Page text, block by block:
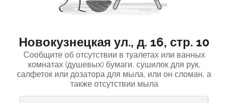
Новокузнецкая ул., д. 16, стр. 10
Сообщите об отсутствии в туалетах или ванных
комнатах (душевых) бумаги, сушилок для рук,
салфеток или дозатора для мыла, или он сломан, а
также отсутствии мыла